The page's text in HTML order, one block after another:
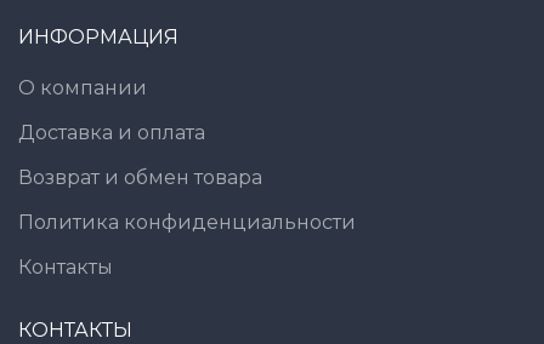
ИНФОРМАЦИЯ
О компании
Доставка и оплата
Возврат и обмен товара
Политика конфиденциальности
Контакты
КОНТАКТЫ